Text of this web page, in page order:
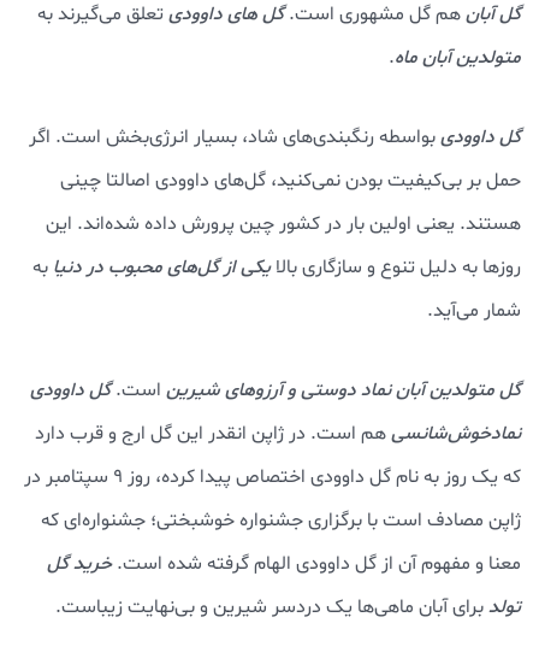
گل آبانهم گل مشهوری است.گل های داوودی تعلق می‌گیرند به
متولدین آبان ماه.
گل داوودیبواسطه رنگبندی‌های شاد، بسیار انرژی‌بخش است. اگر
حمل بر بی‌کیفیت بودن نمی‌کنید، گل‌های داوودی اصالتا چینی
هستند. یعنی اولین بار در کشور چین پرورش داده شده‌اند. این
روزها به دلیل تنوع و سازگاری بالایکی از گل‌های محبوب در دنیا به
شمار می‌آید.
گل متولدین آباننماد دوستی و آرزوهای شیرین است.گل داوودی
نمادخوش‌شانسیهم است. در ژاپن انقدر این گل ارج و قرب دارد
که یک روز به نام گل داوودی اختصاص پیدا کرده، روز ۹ سپتامبر در
ژاپن مصادف است با برگزاری جشنواره خوشبختی؛ جشنواره‌ای که
معنا و مفهوم آن از گل داوودی الهام گرفته شده است.خرید گل
تولدبرای آبان ماهی‌ها یک دردسر شیرین و بی‌نهایت زیباست.